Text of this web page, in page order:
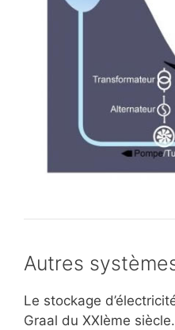
Autres
Le stockage
Graal du XXIème